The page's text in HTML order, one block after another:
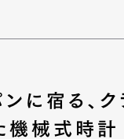
ンに宿る、
機械式時計